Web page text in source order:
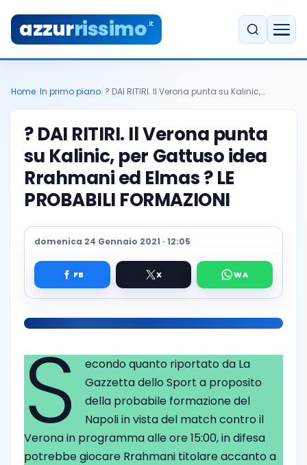
azzurrissimo.it
Home In primo piano ? DAI RITIRI. Il Verona punta su Kalinic,…
? DAI RITIRI. Il Verona punta
su Kalinic, per Gattuso idea
Rrahmani ed Elmas ? LE
PROBABILI FORMAZIONI
domenica 24 Gennaio 2021 · 12:05
S econdo quanto riportato da La
Gazzetta dello Sport a proposito
della probabile formazione del
Napoli in vista del match contro il
Verona in programma alle ore 15:00, in difesa
potrebbe giocare Rrahmani titolare accanto a